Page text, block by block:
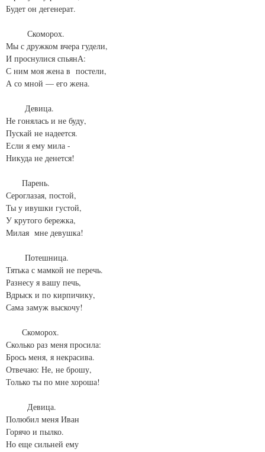
Будет он дегенерат.
Скоморох.
Мы с дружком вчера гудели,
И проснулися спьянА:
С ним моя жена в постели,
А со мной — его жена.
Девица.
Не гонялась и не буду,
Пускай не надеется.
Если я ему мила -
Никуда не денется!
Парень.
Сероглазая, постой,
Ты у ивушки густой,
У крутого бережка,
Милая мне девушка!
Потешница.
Тятька с мамкой не перечь.
Разнесу я вашу печь,
Вдрыск и по кирпичику,
Сама замуж выскочу!
Скоморох.
Сколько раз меня просила:
Брось меня, я некрасива.
Отвечаю: Не, не брошу,
Только ты по мне хороша!
Девица.
Полюбил меня Иван
Горячо и пылко.
Но еще сильней ему